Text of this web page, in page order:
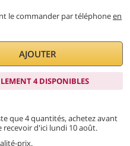
le commander par téléphoneen
AJOUTER
4 DISPONIBLES
que 4 quantités, achetez avant
recevoir d'ici lundi 10 août.
prix.